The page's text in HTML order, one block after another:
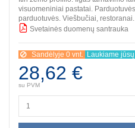
visuomeniniai pastatai.
parduotuvės. Viešbučiai,
Svetainės duomenų santrauka
Sandėlyje 0 vnt. Laukiame
28,62 €
su PVM